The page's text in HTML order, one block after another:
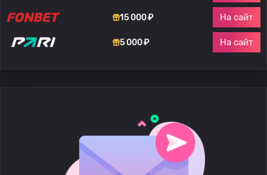
15 000 ₽ На сайт
5 000 ₽ На сайт